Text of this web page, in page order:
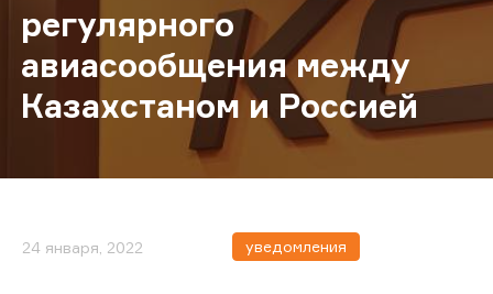
регулярного
авиасообщения между
Казахстаном и Россией
24 января, 2022 уведомления